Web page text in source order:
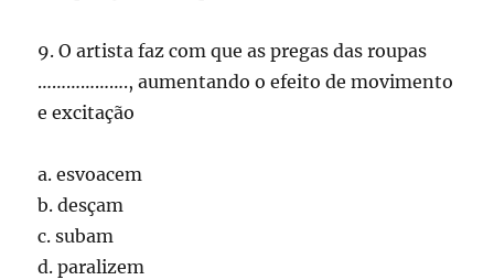
9. O artista faz com que as pregas das roupas
………………., aumentando o efeito de movimento
e excitação
a. esvoacem
b. desçam
c. subam
d. paralizem